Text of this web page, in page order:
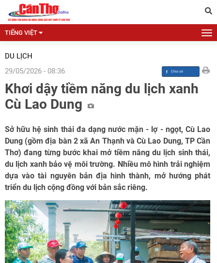
TIẾNG VIỆT
DU LỊCH
29/05/2026 - 08:36
Khơi dậy tiềm năng du lịch xanh
Cù Lao Dung
Sở hữu hệ sinh thái đa dạng nước mặn - lợ - ngọt, Cù Lao
Dung (gồm địa bàn 2 xã An Thạnh và Cù Lao Dung, TP Cần
Thơ) đang từng bước khai mở tiềm năng du lịch sinh thái,
du lịch xanh bảo vệ môi trường. Nhiều mô hình trải nghiệm
dựa vào tài nguyên bản địa hình thành, mở hướng phát
triển du lịch cộng đồng với bản sắc riêng.